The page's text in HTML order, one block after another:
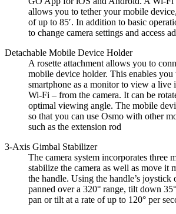
allows you to tether your mobile
of up to 85′. In addition to basic
to change camera settings and access
Detachable Mobile Device Holder
A rosette attachment allows you to
mobile device holder. This enables you
smartphone as a monitor to view a live
Wi-Fi – from the camera. It can be
optimal viewing angle. The mobile
so that you can use Osmo with other
such as the extension rod
3-Axis Gimbal Stabilizer
The camera system incorporates three
stabilize the camera as well as move it
the handle. Using the handle’s joystick
panned over a 320° range, tilt down
pan or tilt at a rate of up to 120° per